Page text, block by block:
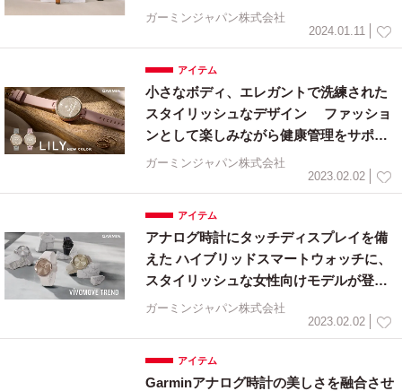
トウォッチが進化『Lily 2』シリーズ 1
ガーミンジャパン株式会社
2024.01.11
アイテム
小さなボディ、エレガントで洗練された
スタイリッシュなデザイン ファッショ
ンとして楽しみながら健康管理をサポー
トする 女性のためのスマートウォッチ
『Lily Classic』『Lily Sport』に新色登
ガーミンジャパン株式会社
2023.02.02
アイテム
アナログ時計にタッチディスプレイを備
えた ハイブリッドスマートウォッチに、
スタイリッシュな女性向けモデルが登
場 Garmin『vivomove Trend』を2月9
ガーミンジャパン株式会社
2023.02.02
アイテム
Garminアナログ時計の美しさを融合させ